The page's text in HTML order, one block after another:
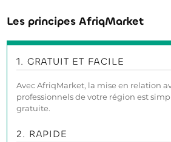
Les principes AfriqMarket
1. GRATUIT ET FACILE
Avec AfriqMarket, la mise en relation
professionnels de votre région est
gratuite.
2. RAPIDE